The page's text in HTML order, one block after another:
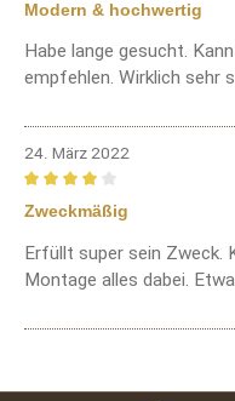
Modern & hochwertig
Habe lange gesucht.
empfehlen. Wirklich sehr
24. März 2022
Bewertung mit 4 von 5
Zweckmäßig
Erfüllt super sein Zweck.
Montage alles dabei.